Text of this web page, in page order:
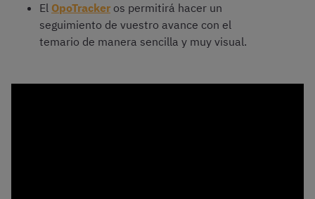
El OpoTracker os permitirá hacer un
seguimiento de vuestro avance con el
temario de manera sencilla y muy visual.